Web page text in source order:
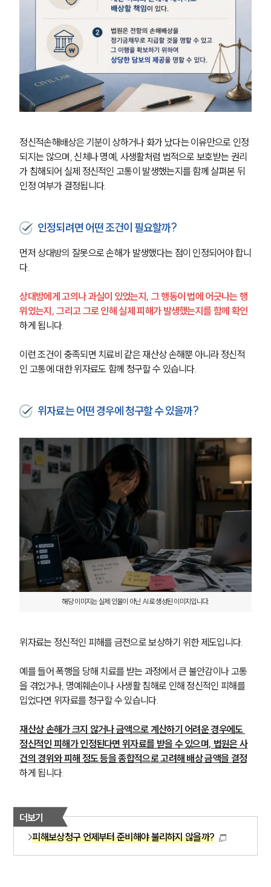
정신적손해배상은 기분이 상하거나 화가 났다는 이유만으로 인정
되지는 않으며, 신체나 명예, 사생활처럼 법적으로 보호받는 권리
가 침해되어 실제 정신적인 고통이 발생했는지를 함께 살펴본 뒤
인정 여부가 결정됩니다.
인정되려면 어떤 조건이 필요할까?
먼저 상대방의 잘못으로 손해가 발생했다는 점이 인정되어야 합니
다.
상대방에게 고의나 과실이 있었는지, 그 행동이 법에 어긋나는 행
위였는지, 그리고 그로 인해 실제 피해가 발생했는지를 함께 확인
하게 됩니다.
이런 조건이 충족되면 치료비 같은 재산상 손해뿐 아니라 정신적
인 고통에 대한 위자료도 함께 청구할 수 있습니다.
위자료는 어떤 경우에 청구할 수 있을까?
해당 이미지는 실제 인물이 아닌 AI로 생성된 이미지입니다.
위자료는 정신적인 피해를 금전으로 보상하기 위한 제도입니다.
예를 들어 폭행을 당해 치료를 받는 과정에서 큰 불안감이나 고통
을 겪었거나, 명예훼손이나 사생활 침해로 인해 정신적인 피해를
입었다면 위자료를 청구할 수 있습니다.
재산상 손해가 크지 않거나 금액으로 계산하기 어려운 경우에도
정신적인 피해가 인정된다면 위자료를 받을 수 있으며, 법원은 사
건의 경위와 피해 정도 등을 종합적으로 고려해 배상 금액을 결정
하게 됩니다.
더보기
피해보상청구 언제부터 준비해야 불리하지 않을까?